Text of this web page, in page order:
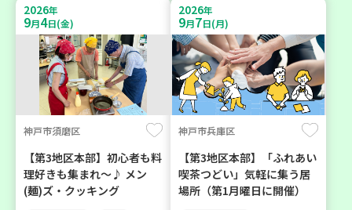
2026年
9月4日(金)
神戸市須磨区
【第3地区本部】初心者も料
理好きも集まれ～♪ メン
(麺)ズ・クッキング
2026年
9月7日(月)
神戸市兵庫区
【第3地区本部】「ふれあい
喫茶つどい」気軽に集う居
場所（第1月曜日に開催）